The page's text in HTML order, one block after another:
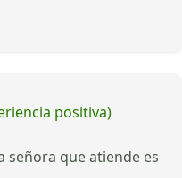
positiva)
señora que atiende es